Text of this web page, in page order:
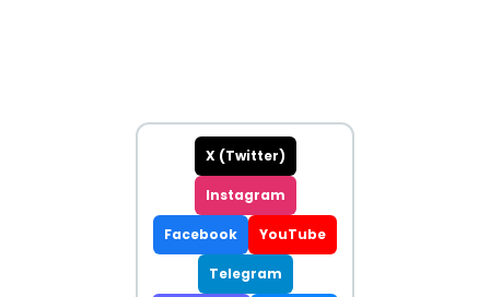
X (Twitter)
Instagram
Facebook YouTube
Telegram